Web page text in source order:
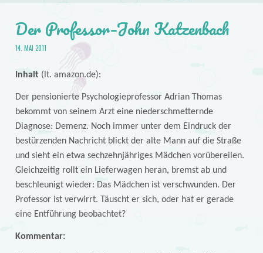
Der Professor–John Katzenbach
14. MAI 2011
Inhalt (lt. amazon.de):
Der pensionierte Psychologieprofessor Adrian Thomas
bekommt von seinem Arzt eine niederschmetternde
Diagnose: Demenz. Noch immer unter dem Eindruck der
bestürzenden Nachricht blickt der alte Mann auf die Straße
und sieht ein etwa sechzehnjähriges Mädchen vorübereilen.
Gleichzeitig rollt ein Lieferwagen heran, bremst ab und
beschleunigt wieder: Das Mädchen ist verschwunden. Der
Professor ist verwirrt. Täuscht er sich, oder hat er gerade
eine Entführung beobachtet?
Kommentar: